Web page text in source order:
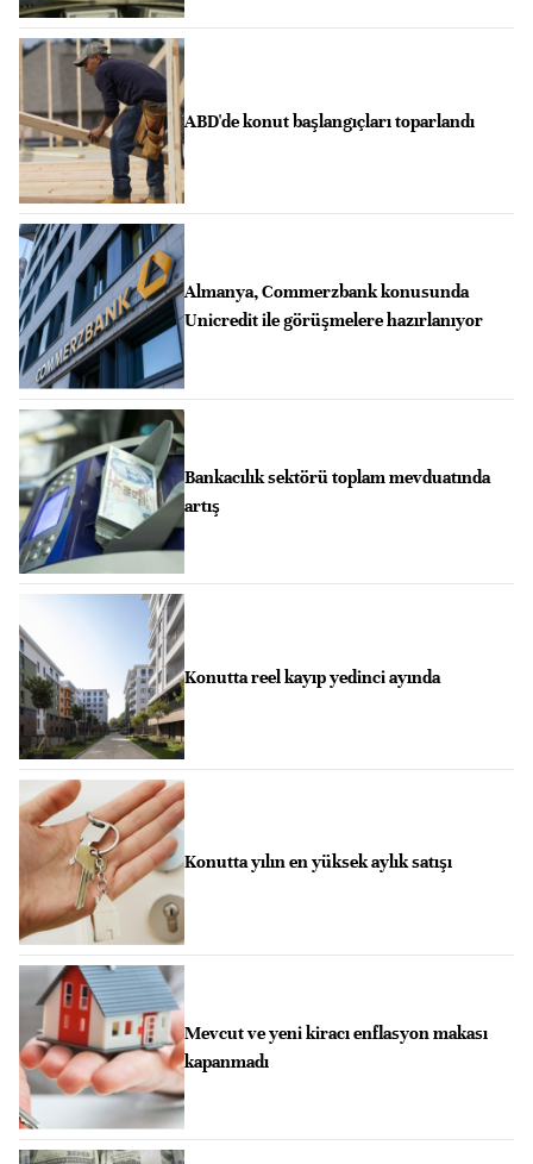
ABD'de konut başlangıçları toparlandı
Almanya, Commerzbank konusunda
Unicredit ile görüşmelere hazırlanıyor
Bankacılık sektörü toplam mevduatında
artış
Konutta reel kayıp yedinci ayında
Konutta yılın en yüksek aylık satışı
Mevcut ve yeni kiracı enflasyon makası
kapanmadı